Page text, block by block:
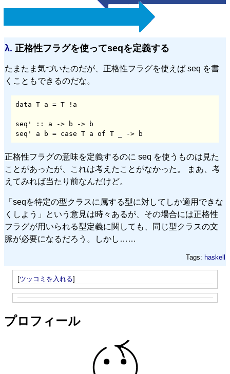
λ. 正格性フラグを使ってseqを定義する
たまたま気づいたのだが、正格性フラグを使えば seq を書
くこともできるのだな。
data T a = T !a
seq' :: a -> b -> b
seq' a b = case T a of T _ -> b
正格性フラグの意味を定義するのに seq を使うものは見た
ことがあったが、これは考えたことがなかった。 まあ、考
えてみれば当たり前なんだけど。
「seqを特定の型クラスに属する型に対してしか適用できな
くしよう」という意見は時々あるが、その場合には正格性
フラグが用いられる型定義に関しても、同じ型クラスの文
脈が必要になるだろう。しかし……
Tags: haskell
[ツッコミを入れる]
プロフィール